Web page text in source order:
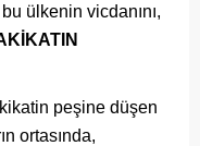
ülkenin vicdanını,
peşine düşen
ortasında,